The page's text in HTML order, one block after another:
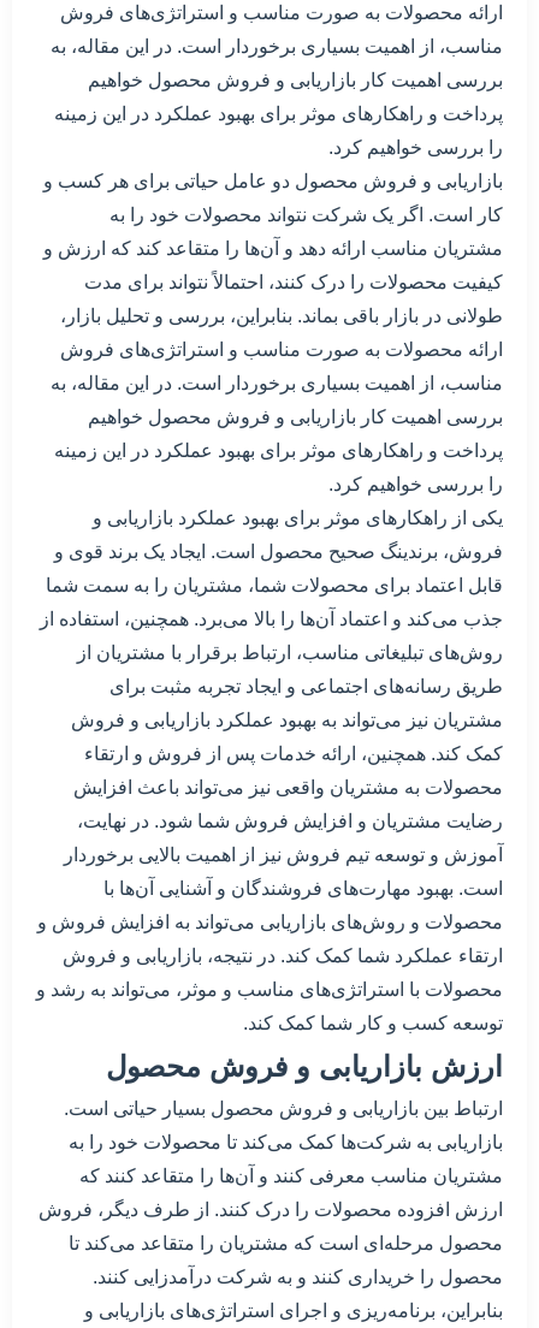
ارائه محصولات به صورت مناسب و استراتژی‌های فروش
مناسب، از اهمیت بسیاری برخوردار است. در این مقاله، به
بررسی اهمیت کار بازاریابی و فروش محصول خواهیم
پرداخت و راهکارهای موثر برای بهبود عملکرد در این زمینه
را بررسی خواهیم کرد.
بازاریابی و فروش محصول دو عامل حیاتی برای هر کسب و
کار است. اگر یک شرکت نتواند محصولات خود را به
مشتریان مناسب ارائه دهد و آن‌ها را متقاعد کند که ارزش و
کیفیت محصولات را درک کنند، احتمالاً نتواند برای مدت
طولانی در بازار باقی بماند. بنابراین، بررسی و تحلیل بازار،
ارائه محصولات به صورت مناسب و استراتژی‌های فروش
مناسب، از اهمیت بسیاری برخوردار است. در این مقاله، به
بررسی اهمیت کار بازاریابی و فروش محصول خواهیم
پرداخت و راهکارهای موثر برای بهبود عملکرد در این زمینه
را بررسی خواهیم کرد.
یکی از راهکارهای موثر برای بهبود عملکرد بازاریابی و
فروش، برندینگ صحیح محصول است. ایجاد یک برند قوی و
قابل اعتماد برای محصولات شما، مشتریان را به سمت شما
جذب می‌کند و اعتماد آن‌ها را بالا می‌برد. همچنین، استفاده از
روش‌های تبلیغاتی مناسب، ارتباط برقرار با مشتریان از
طریق رسانه‌های اجتماعی و ایجاد تجربه مثبت برای
مشتریان نیز می‌تواند به بهبود عملکرد بازاریابی و فروش
کمک کند. همچنین، ارائه خدمات پس از فروش و ارتقاء
محصولات به مشتریان واقعی نیز می‌تواند باعث افزایش
رضایت مشتریان و افزایش فروش شما شود. در نهایت،
آموزش و توسعه تیم فروش نیز از اهمیت بالایی برخوردار
است. بهبود مهارت‌های فروشندگان و آشنایی آن‌ها با
محصولات و روش‌های بازاریابی می‌تواند به افزایش فروش و
ارتقاء عملکرد شما کمک کند. در نتیجه، بازاریابی و فروش
محصولات با استراتژی‌های مناسب و موثر، می‌تواند به رشد و
توسعه کسب و کار شما کمک کند.
ارزش بازاریابی و فروش محصول
ارتباط بین بازاریابی و فروش محصول بسیار حیاتی است.
بازاریابی به شرکت‌ها کمک می‌کند تا محصولات خود را به
مشتریان مناسب معرفی کنند و آن‌ها را متقاعد کنند که
ارزش افزوده محصولات را درک کنند. از طرف دیگر، فروش
محصول مرحله‌ای است که مشتریان را متقاعد می‌کند تا
محصول را خریداری کنند و به شرکت درآمدزایی کنند.
بنابراین، برنامه‌ریزی و اجرای استراتژی‌های بازاریابی و